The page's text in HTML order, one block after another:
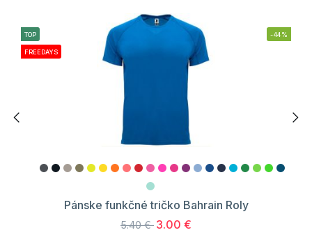
TOP
FREEDAYS
-44%
Pánske funkčné tričko Bahrain Roly
5.40 € 3.00 €